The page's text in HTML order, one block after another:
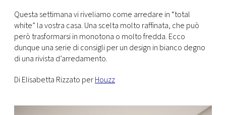
Questa settimana vi riveliamo come arredare in “total
white” la vostra casa. Una scelta molto raffinata, che può
però trasformarsi in monotona o molto fredda. Ecco
dunque una serie di consigli per un design in bianco degno
di una rivista d’arredamento.
Di Elisabetta Rizzato perHouzz